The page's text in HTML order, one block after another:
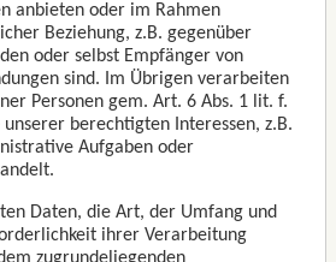
anbieten oder im Rahmen
Beziehung, z.B. gegenüber
oder selbst Empfänger von
sind. Im Übrigen verarbeiten
Personen gem. Art. 6 Abs. 1 lit. f.
unserer berechtigten Interessen, z.B.
Aufgaben oder
Daten, die Art, der Umfang und
ihrer Verarbeitung